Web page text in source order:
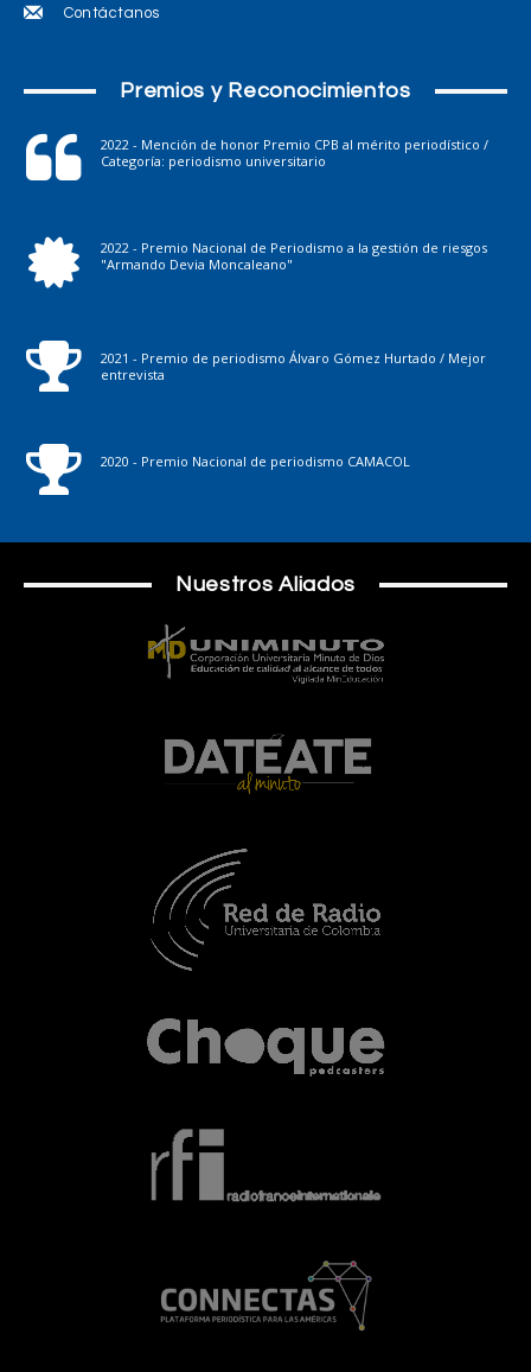
Contáctanos
Premios y Reconocimientos
2022 - Mención de honor Premio CPB al mérito periodístico /
Categoría: periodismo universitario
2022 - Premio Nacional de Periodismo a la gestión de riesgos
"Armando Devia Moncaleano"
2021 - Premio de periodismo Álvaro Gómez Hurtado / Mejor
entrevista
2020 - Premio Nacional de periodismo CAMACOL
Nuestros Aliados